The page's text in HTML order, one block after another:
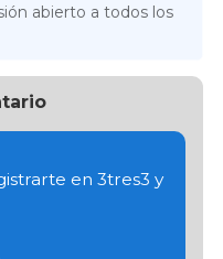
abierto a todos los
en 3tres3 y